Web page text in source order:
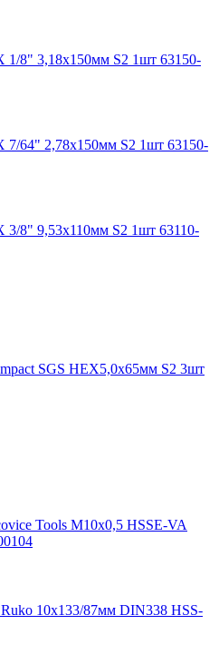
1/8" 3,18х150мм S2 1шт 63150-
7/64" 2,78х150мм S2 1шт 63150-
3/8" 9,53х110мм S2 1шт 63110-
SGS HEX5,0х65мм S2 3шт
Tools М10х0,5 HSSE-VA
10x133/87мм DIN338 HSS-